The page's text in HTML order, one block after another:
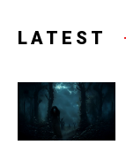
LATEST